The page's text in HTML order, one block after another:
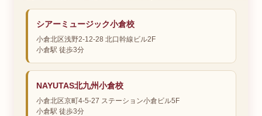
シアーミュージック小倉校
小倉北区浅野2-12-28 北口幹線ビル2F
小倉駅 徒歩3分
NAYUTAS北九州小倉校
小倉北区京町4-5-27 ステーション小倉ビル5F
小倉駅 徒歩3分